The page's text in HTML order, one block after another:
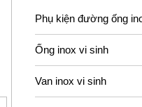
Phụ kiện đường ống
Ống inox vi sinh
Van inox vi sinh